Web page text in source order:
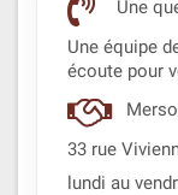
Une
Une équipe
écoute pour
33 rue
lundi au